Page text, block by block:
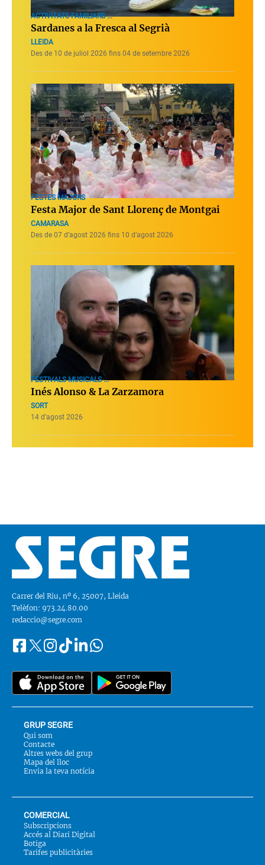
ACTIVITATS FAMILIARS ...
Sardanes a la Fresca al Segrià
LLEIDA
Des de 10 de juliol 2026 fins 04 de setembre 2026
FESTES MAJORS
Festa Major de Sant Llorenç de Montgai
CAMARASA
Des de 07 d’agost 2026 fins 10 d’agost 2026
FESTIVALS MUSICALS ...
Inés Alonso & La Zarzamora
SORT
14 d’agost 2026
Carrer del Riu, nº 6, 25007, Lleida
Telèfon: 973.24.80.00
redaccio@segre.com
Segueix-
a::
FacebookInstagram
TiktokLinkedinWhatsapp
GRUP SEGRE
Qui som
Contacte
Altres webs del grup
Mapa del lloc
Envia la teva notícia
COMERCIAL
Subscripcions
Accés al Diari Digital
Botiga
Tarifes publicitàries